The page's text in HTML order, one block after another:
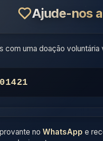
Ajude-nos
com uma doação voluntária
noWhatsApp e